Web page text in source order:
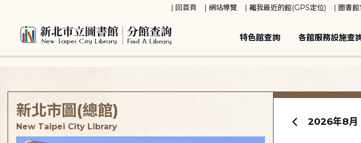
回首頁 網站導覽 離我最近的館(GPS定位) 圖書
特色館查詢 各館服務設施查
2026年8月
新北市圖(總館)
New Taipei City Library